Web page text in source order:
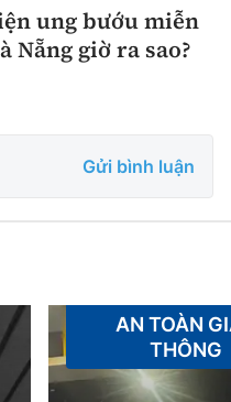
ung bướu miễn
Nẵng giờ ra sao?
Gửi bình luận
AN TOÀN
THÔNG